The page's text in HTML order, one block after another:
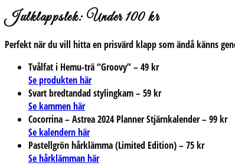
Julklappslek: Under 100 kr
Perfekt när du vill hitta en prisvärd klapp som ändå känns
Tvålfat i Hemu-trä “Groovy” – 49 kr
Se produkten här
Svart bredtandad stylingkam – 59 kr
Se kammen här
Cocorrina – Astrea 2024 Planner Stjärnkalender – 99 kr
Se kalendern här
Pastellgrön hårklämma (Limited Edition) – 75 kr
Se hårklämman här